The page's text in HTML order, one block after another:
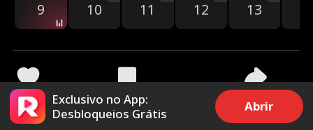
9 10 11 12 13
831 18.6k Compartilhar
Exclusivo no App:
Desbloqueios Grátis
Abrir